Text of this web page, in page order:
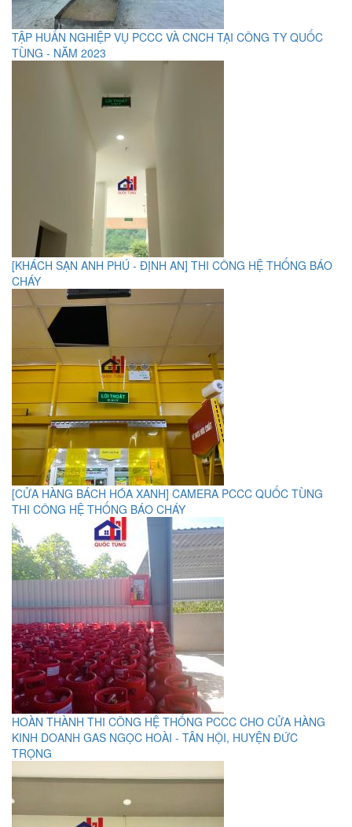
TẬP HUẤN NGHIỆP VỤ PCCC VÀ CNCH TẠI CÔNG TY QUỐC
TÙNG - NĂM 2023
[KHÁCH SẠN ANH PHÚ - ĐỊNH AN] THI CÔNG HỆ THỐNG BÁO
CHÁY
[CỬA HÀNG BÁCH HÓA XANH] CAMERA PCCC QUỐC TÙNG
THI CÔNG HỆ THỐNG BÁO CHÁY
HOÀN THÀNH THI CÔNG HỆ THỐNG PCCC CHO CỬA HÀNG
KINH DOANH GAS NGỌC HOÀI - TÂN HỘI, HUYỆN ĐỨC
TRỌNG